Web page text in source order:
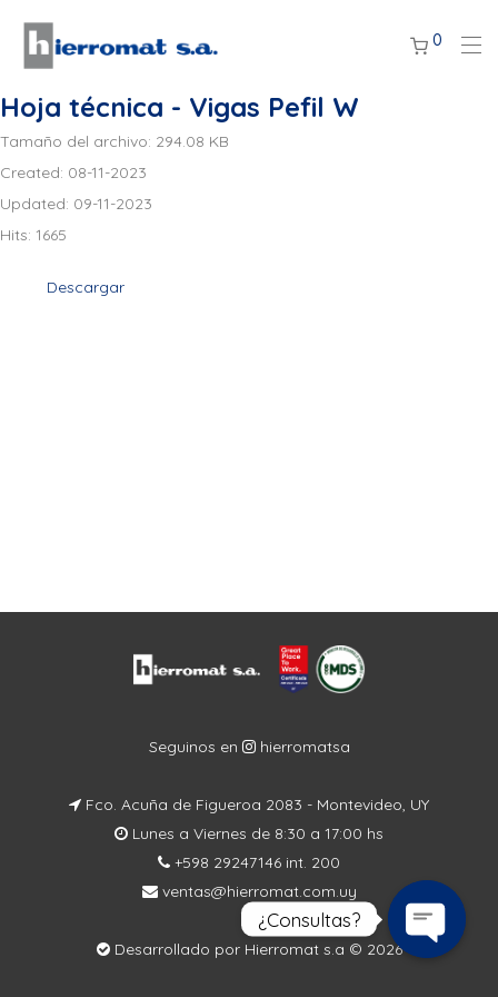
0
Hoja técnica - Vigas Pefil W
Tamaño del archivo: 294.08 KB
Created: 08-11-2023
Updated: 09-11-2023
Hits: 1665
Descargar
Seguinos en hierromatsa
Fco. Acuña de Figueroa 2083 - Montevideo, UY
Lunes a Viernes de 8:30 a 17:00 hs
+598 29247146 int. 200
ventas@hierromat.com.uy
Desarrollado por Hierromat s.a © 2026
¿Consultas?